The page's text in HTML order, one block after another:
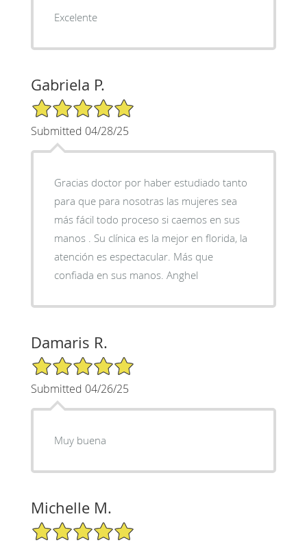
Excelente
Gabriela P.
5/5 Star Rating
Submitted 04/28/25
Gracias doctor por haber estudiado tanto
para que para nosotras las mujeres sea
más fácil todo proceso si caemos en sus
manos . Su clínica es la mejor en florida, la
atención es espectacular. Más que
confiada en sus manos. Anghel
Damaris R.
5/5 Star Rating
Submitted 04/26/25
Muy buena
Michelle M.
5/5 Star Rating